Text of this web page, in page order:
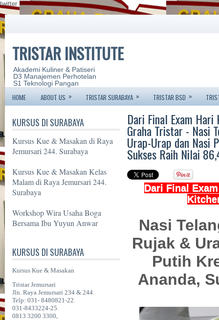
twitter
TRISTAR INSTITUTE
Akademi Kuliner & Patiseri
D3 Manajemen Perhotelan
S1 Teknologi Pangan
HOME ABOUT US » TRISTAR SURABAYA » TRISTAR BSD »
KURSUS DI SURABAYA
Kursus Kue & Masakan di Raya
Jemursari 244. Surabaya
Kursus Kue & Masakan Kelas
Malam di Raya Jemursari 244.
Surabaya
Workshop Wira Usaha Boga
Bersama Ibu Yuyun Anwar
KURSUS DI SURABAYA
Kursus Kue & Masakan
Tristar Jemursari
Jln. Raya Jemursari 234 & 244.
Telp: 031- 8480821-22.
031-8433224-25.
0813 3200 3300,
Dari Final Exam Hari
Graha Tristar - Nasi
Urap-Urap dan Nasi
Sukses Raih Nilai
Dari Final
Nasi
Rujak &
Putih
Ananda,